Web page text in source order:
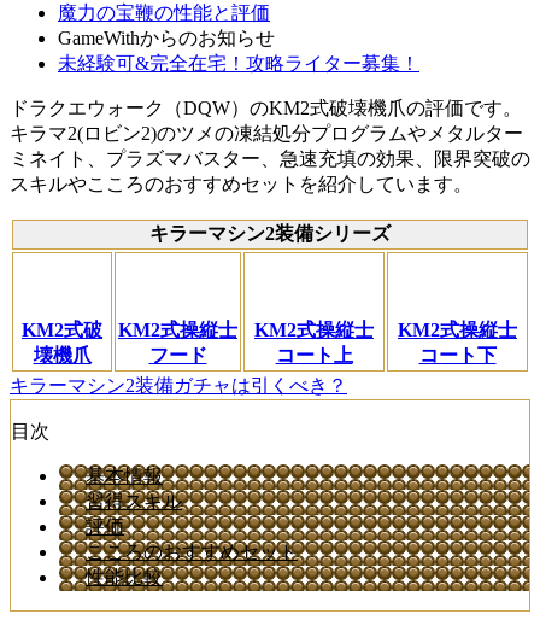
魔力の宝鞭の性能と評価
GameWithからのお知らせ
未経験可&完全在宅！攻略ライター募集！
ドラクエウォーク（DQW）のKM2式破壊機爪の評価です。
キラマ2(ロビン2)のツメの凍結処分プログラムやメタルター
ミネイト、プラズマバスター、急速充填の効果、限界突破の
スキルやこころのおすすめセットを紹介しています。
キラーマシン2装備シリーズ
KM2式破
壊機爪
KM2式操縦士
フード
KM2式操縦士
コート上
KM2式操縦士
コート下
キラーマシン2装備ガチャは引くべき？
目次
基本情報
習得スキル
評価
こころのおすすめセット
性能比較